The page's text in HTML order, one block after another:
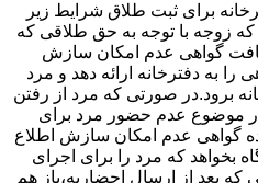
برای ثبت طلاق شرایط زیر
زوجه با توجه به حق طلاقی که
گواهی عدم امکان سازش
به دفترخانه ارائه دهد و مرد
برود.در صورتی که مرد از رفتن
موضوع عدم حضور مرد برای
گواهی عدم امکان سازش اطلاع
بخواهد که مرد را برای اجرای
بعد از ارسال احضاریه،باز هم